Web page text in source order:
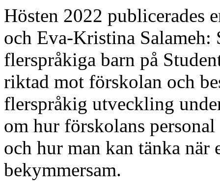
Hösten 2022 publicerades
och Eva-Kristina Salameh:
flerspråkiga barn på
riktad mot förskolan och
flerspråkig utveckling
om hur förskolans
och hur man kan tänka
bekymmersam.